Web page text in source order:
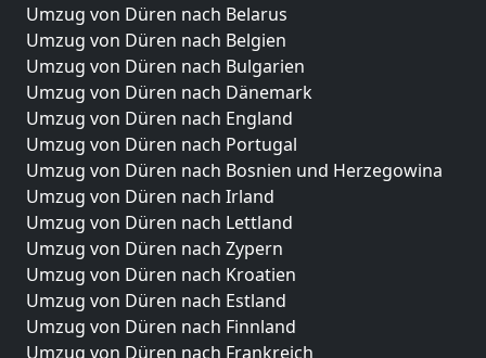
Umzug von Düren nach Belarus
Umzug von Düren nach Belgien
Umzug von Düren nach Bulgarien
Umzug von Düren nach Dänemark
Umzug von Düren nach England
Umzug von Düren nach Portugal
Umzug von Düren nach Bosnien und Herzegowina
Umzug von Düren nach Irland
Umzug von Düren nach Lettland
Umzug von Düren nach Zypern
Umzug von Düren nach Kroatien
Umzug von Düren nach Estland
Umzug von Düren nach Finnland
Umzug von Düren nach Frankreich